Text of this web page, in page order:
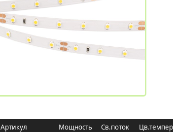
Артикул Мощность Св.поток